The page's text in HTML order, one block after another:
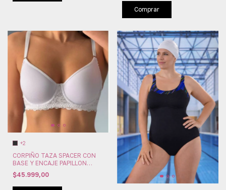
Comprar
+2
CORPIÑO TAZA SPACER CON
BASE Y ENCAJE PAPILLON
(PA16)
$45.999,00